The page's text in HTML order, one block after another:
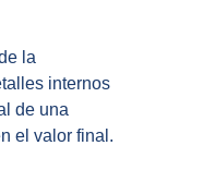
la
internos
de una
el valor final.